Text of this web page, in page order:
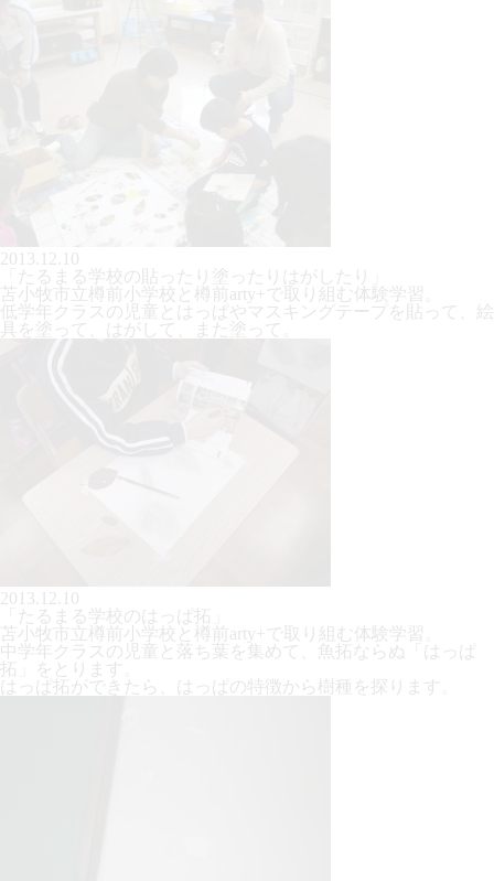
2013.12.10
「たるまる学校の貼ったり塗ったりはがしたり」
苫小牧市立樽前小学校と樽前arty+で取り組む体験学習。
低学年クラスの児童とはっぱやマスキングテープを貼って、絵
具を塗って、はがして、また塗って。
2013.12.10
「たるまる学校のはっぱ拓」
苫小牧市立樽前小学校と樽前arty+で取り組む体験学習。
中学年クラスの児童と落ち葉を集めて、魚拓ならぬ「はっぱ
拓」をとります。
はっぱ拓ができたら、はっぱの特徴から樹種を探ります。